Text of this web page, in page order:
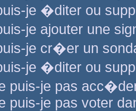
je �diter ou
je ajouter une
je cr�er un
je �diter ou
puis-je pas
puis-je pas voter